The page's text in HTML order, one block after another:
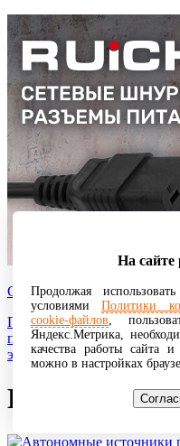
Сетевые шнуры
Представляют собой
предназначенную для
электрической сетью.
Источники
На сайте
Продолжая
условиямиПолитики
cookie-файлов,
Яндекс.Метрика,
качества работы сайта
можно в настройках